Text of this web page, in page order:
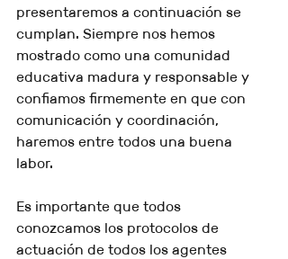
presentaremos a continuación se
cumplan. Siempre nos hemos
mostrado como una comunidad
educativa madura y responsable y
confiamos firmemente en que con
comunicación y coordinación,
haremos entre todos una buena
labor.
Es importante que todos
conozcamos los protocolos de
actuación de todos los agentes